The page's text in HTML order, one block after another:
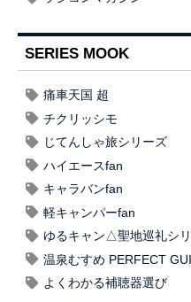
SERIES MOOK
痛車天国 超
チクリッシモ
じてんしゃ旅シリーズ
ハイエースfan
キャラバンfan
軽キャンパーfan
ゆるキャン△聖地巡礼シ
温泉むすめ PERFECT
よくわかる補聴器選び